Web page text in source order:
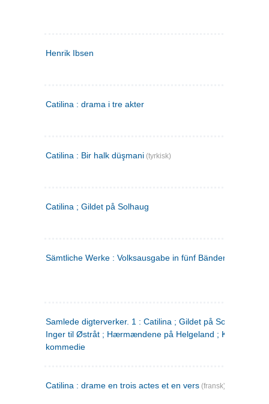
Henrik Ibsen
Catilina : drama i tre akter
Catilina : Bir halk düşmani (tyrkisk)
Catilina ; Gildet på Solhaug
Sämtliche Werke : Volksausgabe in fünf Bänden
Samlede digterverker. 1 : Catilina ; Gildet på Solhaug ; Fru
Inger til Østråt ; Hærmændene på Helgeland ;
kommedie
Catilina : drame en trois actes et en vers (fransk)